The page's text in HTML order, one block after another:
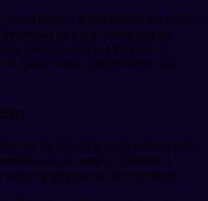
en torno a la sincronización precisa
. La Furia potenciará tus
mientras que el Elemental de
Furia, puede convertirse en una
con las Arqueras o los Enanos para
en el campo. Controla la
la respuesta del oponente.